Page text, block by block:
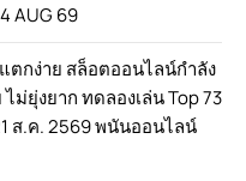
AUG 69
ตกง่าย สล็อตออนไลน์กำลัง
ม่ยุ่งยาก ทดลองเล่น Top 73
ส.ค. 2569 พนันออนไลน์